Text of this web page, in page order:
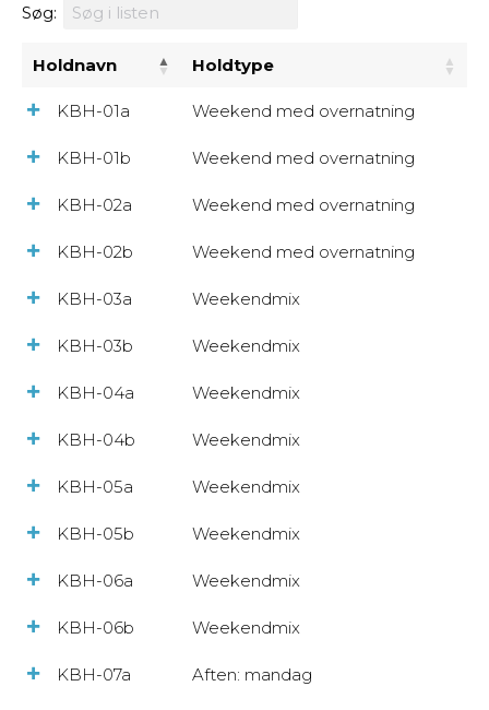
Søg:
Holdnavn Holdtype
KBH-01a Weekend med overnatning
KBH-01b Weekend med overnatning
KBH-02a Weekend med overnatning
KBH-02b Weekend med overnatning
KBH-03a Weekendmix
KBH-03b Weekendmix
KBH-04a Weekendmix
KBH-04b Weekendmix
KBH-05a Weekendmix
KBH-05b Weekendmix
KBH-06a Weekendmix
KBH-06b Weekendmix
KBH-07a Aften: mandag